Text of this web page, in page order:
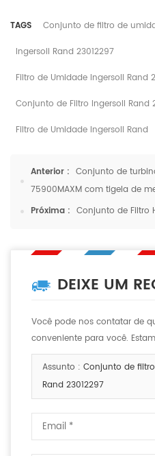
TAGS
Conjunto de filtro de
Ingersoll Rand 23012297
Filtro de Umidade Ingersoll Rand
Conjunto de Filtro Ingersoll Rand
Filtro de Umidade Ingersoll Rand
Anterior : Conjunto de
75900MAXM com tigela de
Próxima : Conjunto de Filtro
DEIXE UM
Você pode nos contatar de
conveniente para você.
email ou telefone.
Assunto : Conjunto de
Rand 23012297